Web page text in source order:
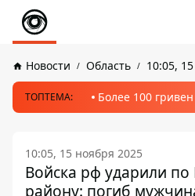
Новости Область 10:05,
ТОПТЕМА: Более 100
10:05, 15 ноября 2025
Войска рф ударили
району: погиб